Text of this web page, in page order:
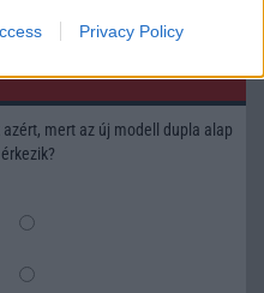
Privacy Policy
mert az új modell dupla alap